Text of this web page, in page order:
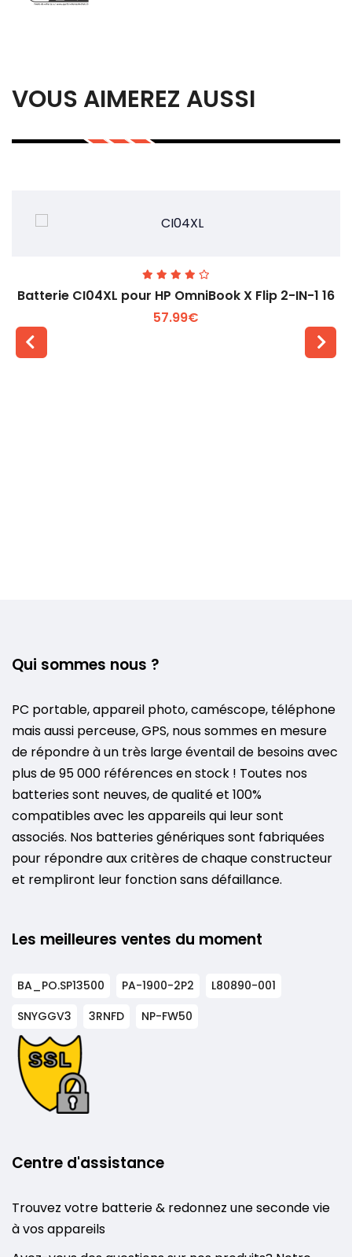
VOUS AIMEREZ AUSSI
Batterie CI04XL pour HP OmniBook X Flip 2-IN-1 16
57.99€
Qui sommes nous ?
PC portable, appareil photo, caméscope, téléphone
mais aussi perceuse, GPS, nous sommes en mesure
de répondre à un très large éventail de besoins avec
plus de 95 000 références en stock ! Toutes nos
batteries sont neuves, de qualité et 100%
compatibles avec les appareils qui leur sont
associés. Nos batteries génériques sont fabriquées
pour répondre aux critères de chaque constructeur
et rempliront leur fonction sans défaillance.
Les meilleures ventes du moment
BA_PO.SP13500 PA-1900-2P2
L80890-001
SNYGGV3
3RNFD NP-FW50
Centre d'assistance
Trouvez votre batterie & redonnez une seconde vie
à vos appareils